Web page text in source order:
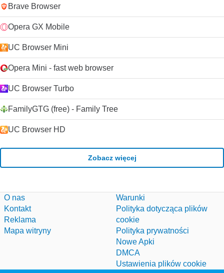
Brave Browser
Opera GX Mobile
UC Browser Mini
Opera Mini - fast web browser
UC Browser Turbo
FamilyGTG (free) - Family Tree
UC Browser HD
Zobacz więcej
O nas
Kontakt
Reklama
Mapa witryny
Warunki
Polityka dotycząca plików
cookie
Polityka prywatności
Nowe Apki
DMCA
Ustawienia plików cookie